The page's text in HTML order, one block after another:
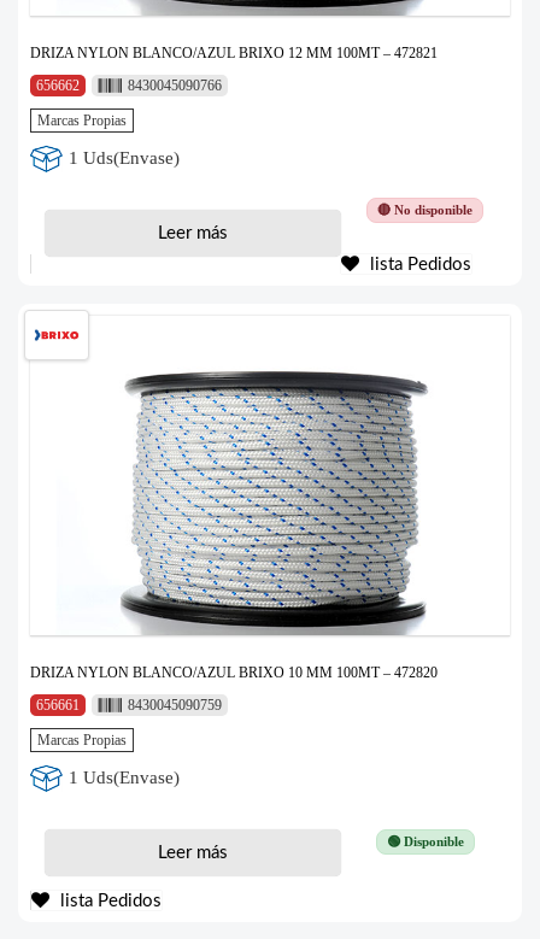
DRIZA NYLON BLANCO/AZUL BRIXO 12 MM 100MT – 472821
656662
8430045090766
Marcas Propias
1 Uds(Envase)
🔴 No disponible
Leer más
lista Pedidos
DRIZA NYLON BLANCO/AZUL BRIXO 10 MM 100MT – 472820
656661
8430045090759
Marcas Propias
1 Uds(Envase)
🟢 Disponible
Leer más
lista Pedidos